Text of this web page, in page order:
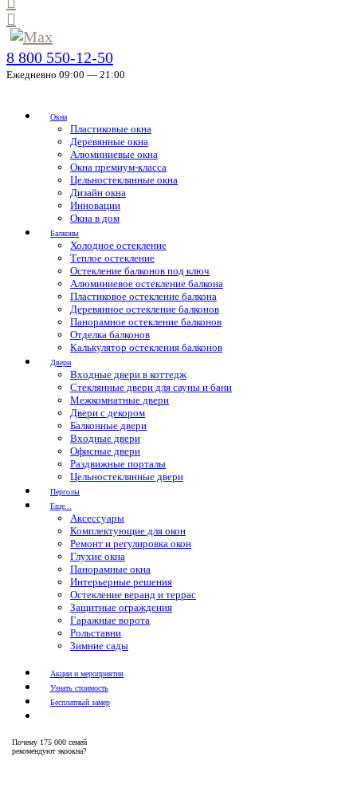
8 800 550-12-50
Ежедневно 09:00 — 21:00
Окна
Пластиковые окна
Деревянные окна
Алюминиевые окна
Окна премиум-класса
Цельностеклянные окна
Дизайн окна
Инновации
Окна в дом
Балконы
Холодное остекление
Теплое остекление
Остекление балконов под ключ
Алюминиевое остекление балкона
Пластиковое остекление балкона
Деревянное остекление балконов
Панорамное остекление балконов
Отделка балконов
Калькулятор остекления балконов
Двери
Входные двери в коттедж
Стеклянные двери для сауны и бани
Межкомнатные двери
Двери с декором
Балконные двери
Входные двери
Офисные двери
Раздвижные порталы
Цельностеклянные двери
Перголы
Еще...
Аксессуары
Комплектующие для окон
Ремонт и регулировка окон
Глухие окна
Панорамные окна
Интерьерные решения
Остекление веранд и террас
Защитные ограждения
Гаражные ворота
Рольставни
Зимние сады
Акции и мероприятия
Узнать стоимость
Бесплатный замер
Почему 175 000 семей
рекомендуют экоокна?